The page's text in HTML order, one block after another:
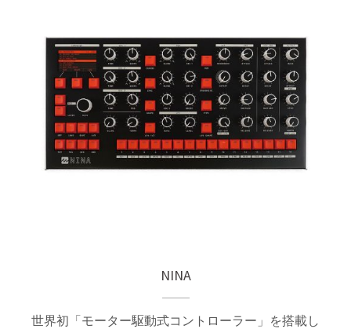
NINA
世界初「モーター駆動式コントローラー」を搭載し